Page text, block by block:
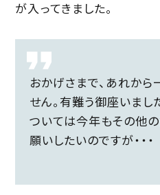
が入ってきました。
おかげさまで、あれか
せん。有難う御座いまし
ついては今年もその他
願いしたいのですが・・・